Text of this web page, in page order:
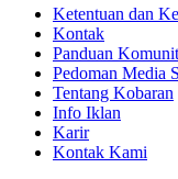
Ketentuan dan
Kontak
Panduan
Pedoman Media
Tentang Kobaran
Info Iklan
Karir
Kontak Kami